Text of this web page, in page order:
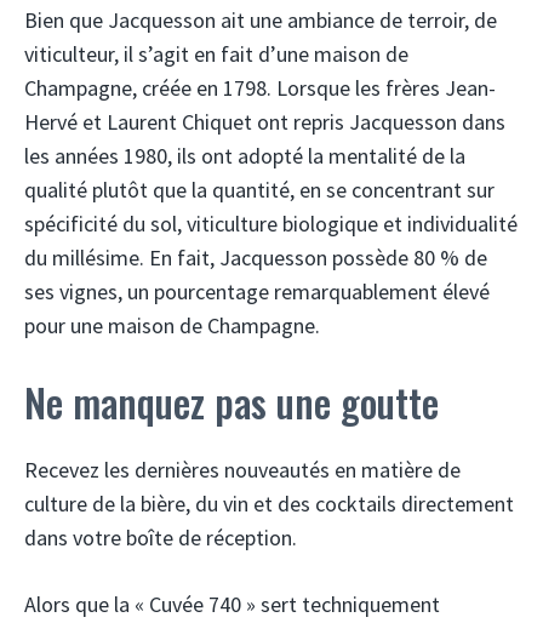
Bien que Jacquesson ait une ambiance de terroir, de
viticulteur, il s’agit en fait d’une maison de
Champagne, créée en 1798. Lorsque les frères Jean-
Hervé et Laurent Chiquet ont repris Jacquesson dans
les années 1980, ils ont adopté la mentalité de la
qualité plutôt que la quantité, en se concentrant sur
spécificité du sol, viticulture biologique et individualité
du millésime. En fait, Jacquesson possède 80 % de
ses vignes, un pourcentage remarquablement élevé
pour une maison de Champagne.
Ne manquez pas une goutte
Recevez les dernières nouveautés en matière de
culture de la bière, du vin et des cocktails directement
dans votre boîte de réception.
Alors que la « Cuvée 740 » sert techniquement